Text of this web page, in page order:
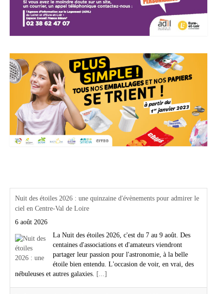
Nuit des étoiles 2026 : une quinzaine d'évènements pour admirer le
ciel en Centre-Val de Loire
6 août 2026
La Nuit des étoiles 2026, c'est du 7 au 9 août. Des
centaines d'associations et d'amateurs viendront
partager leur passion pour l'astronomie, à la belle
étoile bien entendu. L'occasion de voir, en vrai, des
nébuleuses et autres galaxies. [...]